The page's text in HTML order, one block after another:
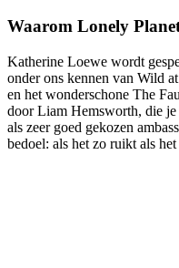
Waarom Lonely
Katherine Loewe wordt
onder ons kennen van Wild
en het wonderschone The
door Liam Hemsworth, die
als zeer goed gekozen
bedoel: als het zo ruikt als